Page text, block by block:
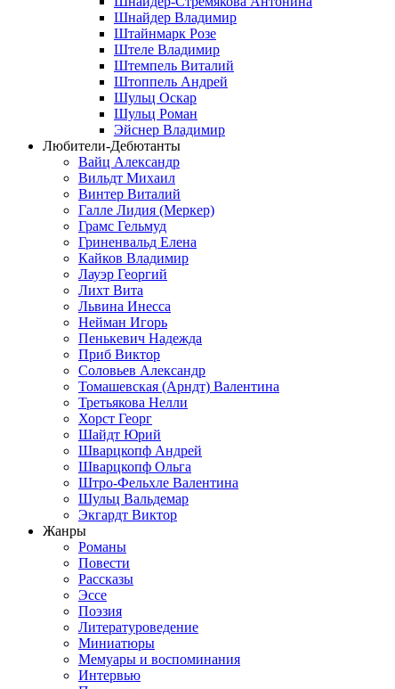
Шнайдер Владимир
Штайнмарк Розe
Штеле Владимир
Штемпель Виталий
Штоппель Андрей
Шульц Оскар
Шульц Роман
Эйснер Владимир
Любители-Дебютанты
Вайц Александр
Вильдт Михаил
Винтер Виталий
Галле Лидия (Меркер)
Грамс Гельмуд
Гриненвальд Елена
Кайков Владимир
Лауэр Георгий
Лихт Вита
Львина Инесса
Нейман Игорь
Пенькевич Надежда
Приб Виктор
Соловьев Александр
Томашевская (Арндт) Валентина
Третьякова Нелли
Хорст Георг
Шайдт Юрий
Шварцкопф Андрей
Шварцкопф Ольга
Штро-Фельхле Валентина
Шульц Вальдемар
Экгардт Виктор
Жанры
Романы
Повести
Рассказы
Эссе
Поэзия
Литературоведение
Миниатюры
Мемуары и воспоминания
Интервью